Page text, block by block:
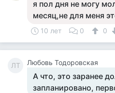
я пол дня не могу
месяц,не для меня
10 лет 0 0
ЛТ Любовь Тодоровская
А что, это заранее
запланировано,